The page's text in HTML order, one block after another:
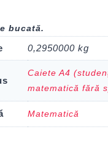
bucată.
0,2950000 kg
Caiete A4
matematică fără
Matematică